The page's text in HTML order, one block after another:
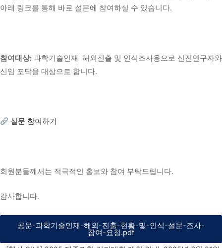
아래 링크를 통해 바로 설문에 참여하실 수 있습니다.
참여대상: 과학기술인재 해외진출 및 인식조사용으로 신진연구자와
신임 포닥을 대상으로 합니다.
설문 참여하기
회원분들께서는 적극적인 홍보와 참여 부탁드립니다.
감사합니다.
공문-과학기술인재-해외-진출-현황-및-인식-설문-조사-
참여-요청.pdf